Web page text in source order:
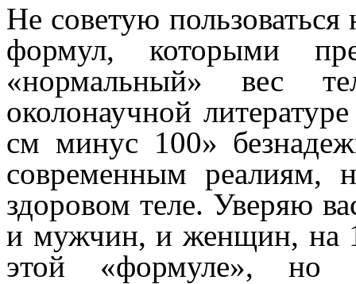
Не советую
формул, которыми
«нормальный» вес
околонаучной
см минус 100»
современным реалиям,
здоровом теле. Уверяю
и мужчин, и женщин, на
этой «формуле», но